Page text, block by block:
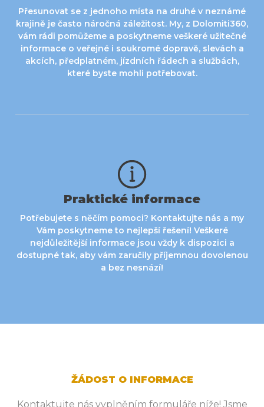
Přesunovat se z jednoho místa na druhé v neznámé
krajině je často náročná záležitost. My, z Dolomiti360,
vám rádi pomůžeme a poskytneme veškeré užitečné
informace o veřejné i soukromé dopravĕ, slevách a
akcích, předplatném, jízdních řádech a službách,
které byste mohli potřebovat.
Praktické informace
Potřebujete s nĕčím pomoci? Kontaktujte nás a my
Vám poskytneme to nejlepší řešení! Veškeré
nejdůležitější informace jsou vždy k dispozici a
dostupné tak, aby vám zaručily příjemnou dovolenou
a bez nesnází!
ŽÁDOST O INFORMACE
Kontaktujte nás vyplněním formuláře níže! Jsme